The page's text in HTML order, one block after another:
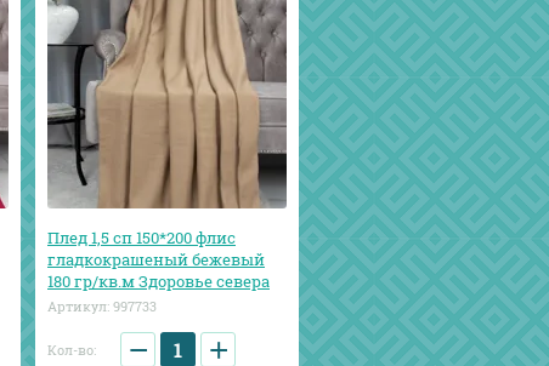
Плед 1,5 сп 150*200 флис
гладкокрашеный бежевый
180 гр/кв.м Здоровье севера
Артикул: 997733
Кол-во: − +